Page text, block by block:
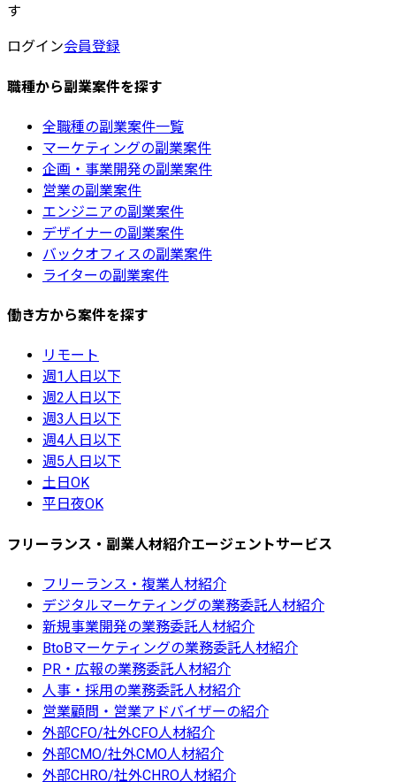
す
ログイン会員登録
職種から副業案件を探す
全職種の副業案件一覧
マーケティングの副業案件
企画・事業開発の副業案件
営業の副業案件
エンジニアの副業案件
デザイナーの副業案件
バックオフィスの副業案件
ライターの副業案件
働き方から案件を探す
リモート
週1人日以下
週2人日以下
週3人日以下
週4人日以下
週5人日以下
土日OK
平日夜OK
フリーランス・副業人材紹介エージェントサービス
フリーランス・複業人材紹介
デジタルマーケティングの業務委託人材紹介
新規事業開発の業務委託人材紹介
BtoBマーケティングの業務委託人材紹介
PR・広報の業務委託人材紹介
人事・採用の業務委託人材紹介
営業顧問・営業アドバイザーの紹介
外部CFO/社外CFO人材紹介
外部CMO/社外CMO人材紹介
外部CHRO/社外CHRO人材紹介